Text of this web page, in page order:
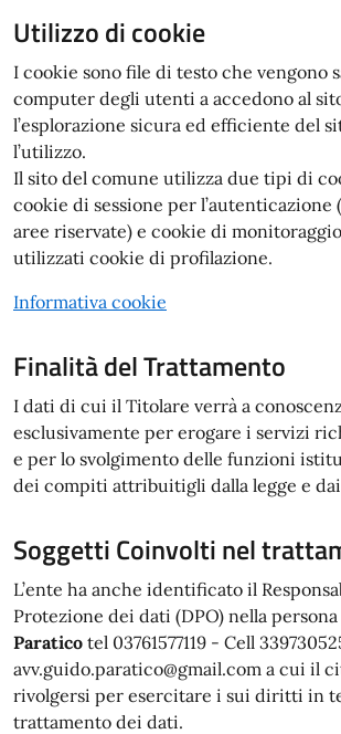
Utilizzo di cookie
I cookie sono file di testo che vengono
computer degli utenti a accedono al
l’esplorazione sicura ed efficiente del
l’utilizzo.
Il sito del comune utilizza due tipi di
cookie di sessione per l’autenticazione
aree riservate) e cookie di
utilizzati cookie di profilazione.
Informativa cookie
Finalità del Trattamento
I dati di cui il Titolare verrà a
esclusivamente per erogare i servizi
e per lo svolgimento delle funzioni
dei compiti attribuitigli dalla legge e
Soggetti Coinvolti nel
L’ente ha anche identificato il
Protezione dei dati (DPO) nella
Paratico tel 03761577119 - Cell
avv.guido.paratico@gmail.com a cui il
rivolgersi per esercitare i sui diritti in
trattamento dei dati.